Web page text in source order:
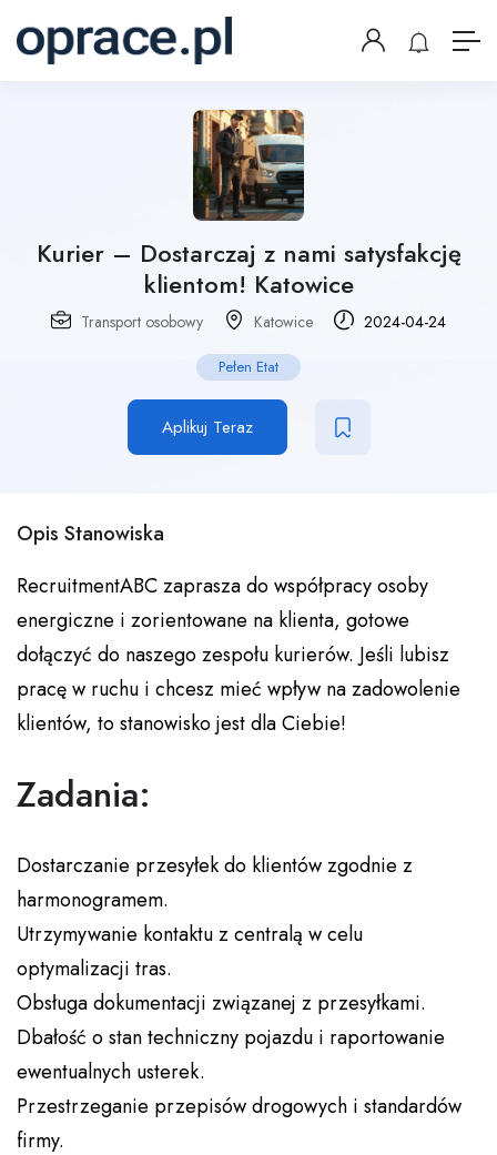
Kurier – Dostarczaj z nami satysfakcję
klientom! Katowice
Transport osobowy Katowice 2024-04-24
Pełen Etat
Aplikuj Teraz
Opis Stanowiska
RecruitmentABC zaprasza do współpracy osoby
energiczne i zorientowane na klienta, gotowe
dołączyć do naszego zespołu kurierów. Jeśli lubisz
pracę w ruchu i chcesz mieć wpływ na zadowolenie
klientów, to stanowisko jest dla Ciebie!
Zadania:
Dostarczanie przesyłek do klientów zgodnie z
harmonogramem.
Utrzymywanie kontaktu z centralą w celu
optymalizacji tras.
Obsługa dokumentacji związanej z przesyłkami.
Dbałość o stan techniczny pojazdu i raportowanie
ewentualnych usterek.
Przestrzeganie przepisów drogowych i standardów
firmy.